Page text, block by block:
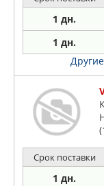
1 дн.
1 дн.
Срок поставки
1 дн.